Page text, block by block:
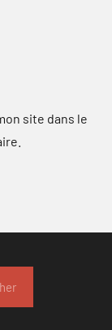
site dans le